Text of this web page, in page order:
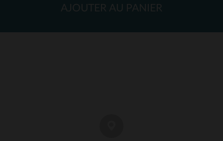
AJOUTER AU PANIER